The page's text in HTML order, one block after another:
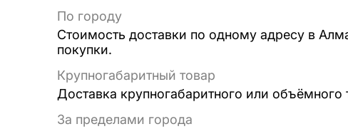
По городу
Стоимость доставки по одному адресу в
покупки.
Крупногабаритный товар
Доставка крупногабаритного или
За пределами города